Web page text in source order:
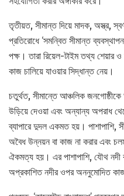
তৃতীয়ত, সীমান্ত দিয়ে মাদক, অস্ত্র,
প্রতিরোধে ‘সমন্বিত সীমান্ত
পক্ষ। তারা রিয়েল-টাইম তথ্য শেয়ার
কাজ চালিয়ে যাওয়ার সিদ্ধান্ত নেয়।
চতুর্থত, সীমান্তে আঞ্চলিক
উড়িয়ে দেওয়া এবং অন্যান্য অপরাধ
ব্যাপারে দুদল একমত হয়। পাশাপাশি,
অবৈধ উন্নয়ন বা কাজ না করার এবং
ঐকমত্য হয়। এর পাশাপাশি, যৌথ নদী
অপ্রকাশিত নদীর ওপর অননুমোদিত